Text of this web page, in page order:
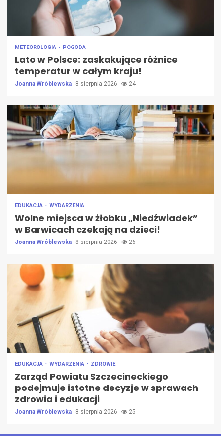
METEOROLOGIA POGODA
Lato w Polsce: zaskakujące różnice
temperatur w całym kraju!
Joanna Wróblewska 8 sierpnia 2026 24
EDUKACJA WYDARZENIA
Wolne miejsca w żłobku „Niedźwiadek”
w Barwicach czekają na dzieci!
Joanna Wróblewska 8 sierpnia 2026 26
EDUKACJA WYDARZENIA ZDROWIE
Zarząd Powiatu Szczecineckiego
podejmuje istotne decyzje w sprawach
zdrowia i edukacji
Joanna Wróblewska 8 sierpnia 2026 25